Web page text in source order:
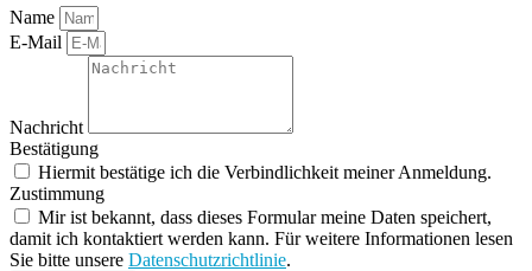
Name
E-Mail
Nachricht
Bestätigung
Hiermit bestätige ich die Verbindlichkeit meiner Anmeldung.
Zustimmung
Mir ist bekannt, dass dieses Formular meine Daten speichert,
damit ich kontaktiert werden kann. Für weitere Informationen lesen
Sie bitte unsere Datenschutzrichtlinie.